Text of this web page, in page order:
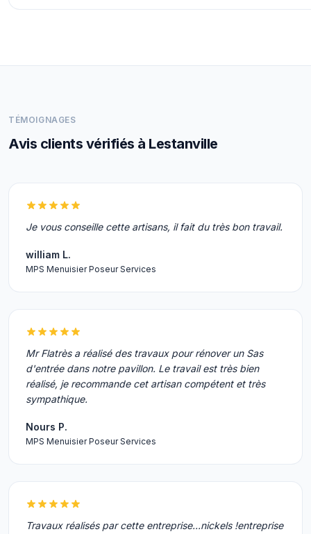
TÉMOIGNAGES
Avis clients vérifiés à Lestanville
Je vous conseille cette artisans, il fait du très bon travail.
william L.
MPS Menuisier Poseur Services
Mr Flatrès a réalisé des travaux pour rénover un Sas
d'entrée dans notre pavillon. Le travail est très bien
réalisé, je recommande cet artisan compétent et très
sympathique.
Nours P.
MPS Menuisier Poseur Services
Travaux réalisés par cette entreprise...nickels !entreprise